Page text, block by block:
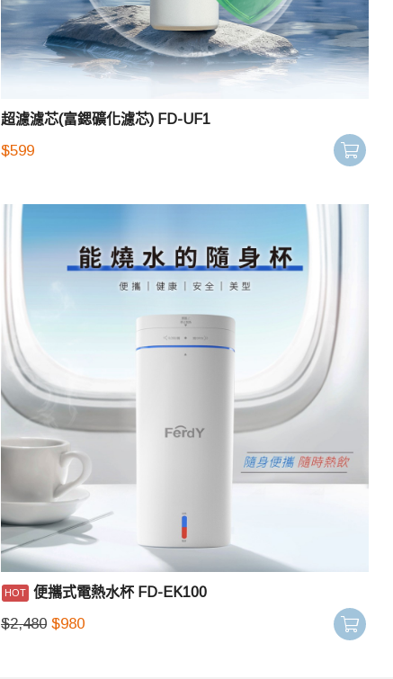
超濾濾芯(富鍶礦化濾芯) FD-UF1
$599
便攜式電熱水杯 FD-EK100
$2,480 $980